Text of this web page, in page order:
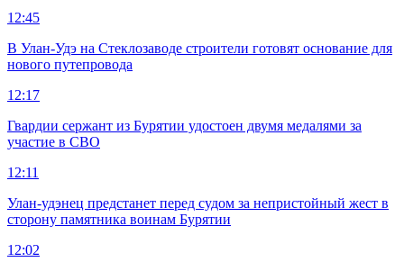
12:45
В Улан-Удэ на Стеклозаводе строители готовят основание для
нового путепровода
12:17
Гвардии сержант из Бурятии удостоен двумя медалями за
участие в СВО
12:11
Улан-удэнец предстанет перед судом за непристойный жест в
сторону памятника воинам Бурятии
12:02